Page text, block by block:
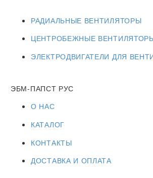
РАДИАЛЬНЫЕ ВЕНТИЛЯТОРЫ
ЦЕНТРОБЕЖНЫЕ
ЭЛЕКТРОДВИГАТЕЛИ ДЛЯ
ЭБМ-ПАПСТ РУС
О НАС
КАТАЛОГ
КОНТАКТЫ
ДОСТАВКА И ОПЛАТА